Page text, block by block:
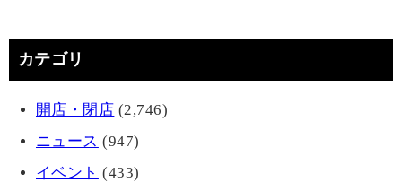
カテゴリ
開店・閉店 (2,746)
ニュース (947)
イベント (433)